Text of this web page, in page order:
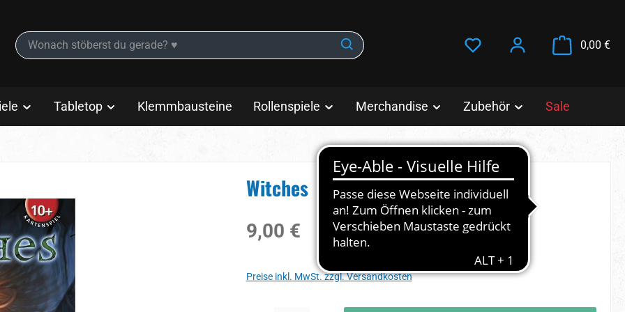
0,00 €
Tabletop Klemmbausteine Rollenspiele Merchandise Zubehör Sale
Witches
Regulärer Preis:
9,00 €
Preise inkl. MwSt. zzgl. Versandkosten